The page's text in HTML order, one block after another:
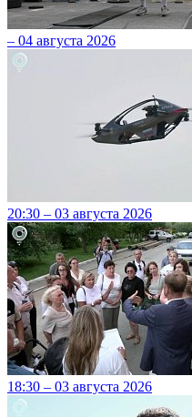
– 04 августа 2026
20:30 – 03 августа 2026
18:30 – 03 августа 2026